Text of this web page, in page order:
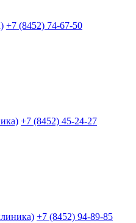
+7 (8452) 74-67-50
+7 (8452) 45-24-27
+7 (8452) 94-89-85